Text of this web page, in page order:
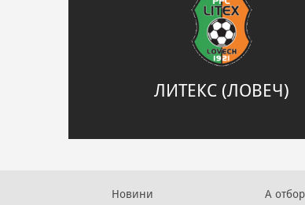
ЛИТЕКС (ЛОВЕЧ)
Новини
А отбор